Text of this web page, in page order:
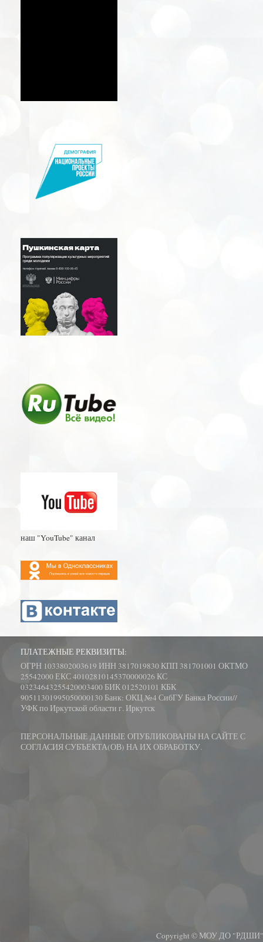
наш "YouTube" канал
ПЛАТЕЖНЫЕ РЕКВИЗИТЫ:
ОГРН 1033802003619 ИНН 3817019830 КПП 381701001 ОКТМО
25542000 ЕКС 40102810145370000026 КС
03234643255420003400 БИК 012520101 КБК
90511301995050000130 Банк: ОКЦ №4 СибГУ Банка России//
УФК по Иркутской области г. Иркутск
ПЕРСОНАЛЬНЫЕ ДАННЫЕ ОПУБЛИКОВАНЫ НА САЙТЕ С
СОГЛАСИЯ СУБЪЕКТА(ОВ) НА ИХ ОБРАБОТКУ.
Copyright © МОУ ДО "РДШИ".